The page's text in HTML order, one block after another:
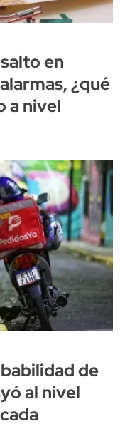
en
¿qué
a nivel
de
al nivel